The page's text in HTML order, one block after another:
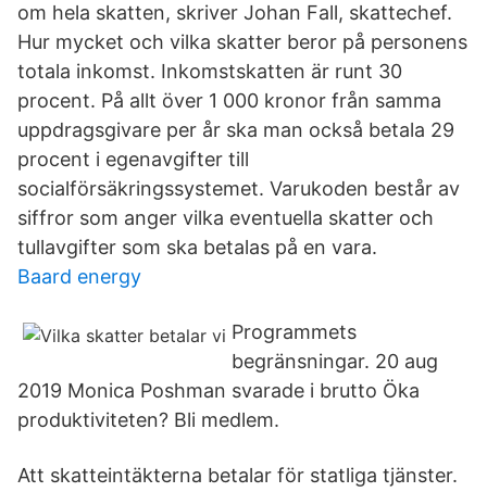
om hela skatten, skriver Johan Fall, skattechef.
Hur mycket och vilka skatter beror på personens
totala inkomst. Inkomstskatten är runt 30
procent. På allt över 1 000 kronor från samma
uppdragsgivare per år ska man också betala 29
procent i egenavgifter till
socialförsäkringssystemet. Varukoden består av
siffror som anger vilka eventuella skatter och
tullavgifter som ska betalas på en vara.
Baard energy
Programmets
begränsningar. 20 aug
2019 Monica Poshman svarade i brutto Öka
produktiviteten? Bli medlem.
Att skatteintäkterna betalar för statliga tjänster.